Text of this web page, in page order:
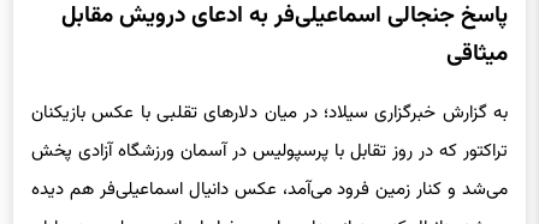
میثاقی
تراکتور که در روز تقابل با پرسپولیس در آسمان ورزشگاه آزادی پخش
می‌شد و کنار زمین فرود می‌آمد، عکس دانیال اسماعیلی‌فر هم دیده
می‌شد. دانیال که بعد از جدایی رامین رضاییان از پرسپولیس در پایان